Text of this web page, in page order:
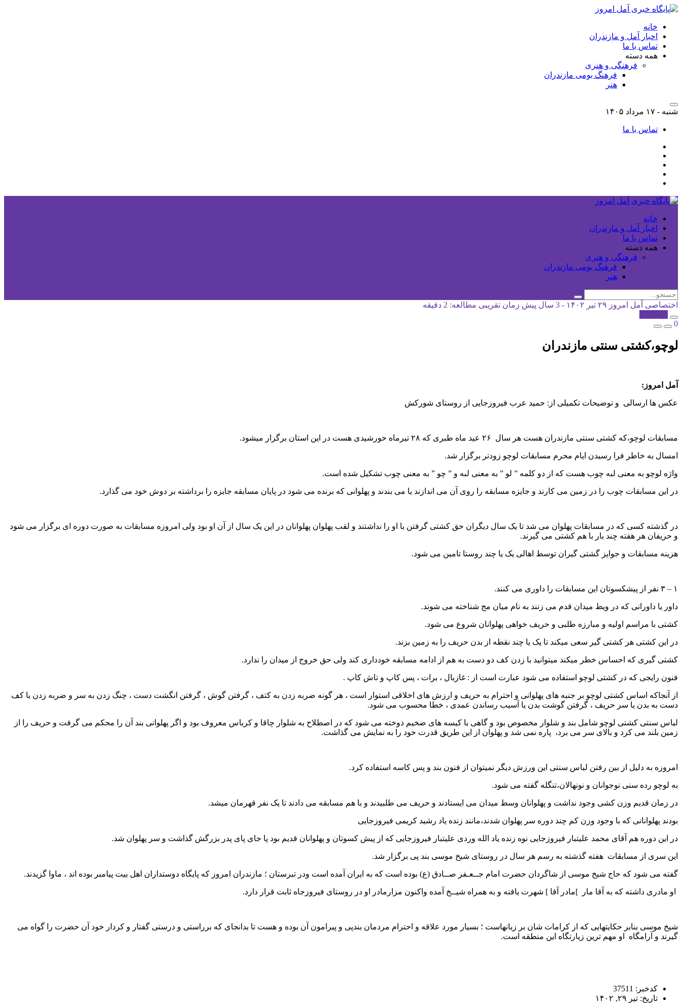
خانه
اخبار آمل و مازندران
تماس با ما
همه دسته
فرهنگی و هنری
فرهنگ بومی مازندران
هنر
شنبه - ۱۷ مرداد ۱۴۰۵
تماس با ما
خانه
اخبار آمل و مازندران
تماس با ما
همه دسته
فرهنگی و هنری
فرهنگ بومی مازندران
هنر
اختصاصی آمل امروز ۲۹ تیر ۱۴۰۲ - 3 سال پیش
زمان تقریبی مطالعه: 2 دقیقه
0
لوچو،کشتی سنتی مازندران
آمل امروز:
عکس ها ارسالی و توضیحات تکمیلی از: حمید عرب فیروزجایی از روستای شورکش
مسابقات لوچو،که کشتی سنتی مازندران هست هر سال ۲۶ عید ماه طبری که ۲۸ تیرماه خورشیدی هست در این استان برگزار میشود.
امسال به خاطر فرا رسیدن ایام محرم مسابقات لوچو زودتر برگزار شد.
واژه لوچو به معنی لبه چوب هست که از دو کلمه ” لو ” به معنی لبه و ” چو ” به معنی چوب تشکیل شده است.
در این مسابقات چوب را در زمین می کارند و جایزه مسابقه را روی آن می اندازند یا می بندند و پهلوانی که برنده می شود در پایان مسابقه جایزه را برداشته بر دوش خود می گذارد.
در گذشته کسی که در مسابقات پهلوان می شد تا یک سال دیگران حق کشتی گرفتن با او را نداشتند و لقب پهلوان پهلوانان در این یک سال از آن او بود ولی امروزه مسابقات به صورت دوره ای برگزار می شود
و حریفان هر هفته چند بار با هم کشتی می گیرند.
هزینه مسابقات و جوایز گشتی گیران توسط اهالی یک یا چند روستا تامین می شود.
۱ – ۳ نفر از پیشکسوتان این مسابقات را داوری می کنند.
داور یا داورانی که در ویط میدان قدم می زنند به نام میان مج شناخته می شوند.
کشتی با مراسم اولیه و مبارزه طلبی و حریف خواهی پهلوانان شروع می شود.
در این کشتی هر کشتی گیر سعی میکند تا یک یا چند نقطه از بدن حریف را به زمین بزند.
کشتی گیری که احساس خطر میکند میتوانید با زدن کف دو دست به هم از ادامه مسابقه خودداری کند ولی حق خروج از میدان را ندارد.
فنون رایجی که در کشتی لوچو استفاده می شود عبارت است از : غازبال ، برات ، پس کاپ و تاش کاپ .
از آنجاکه اساس کشتی لوچو بر جنبه های پهلوانی و احترام به حریف و ارزش های اخلاقی استوار است ، هر گونه ضربه زدن به کتف ، گرفتن گوش ، گرفتن انگشت دست ، چنگ زدن به سر و ضربه زدن با کف
دست به بدن یا سر حریف ، گرفتن گوشت بدن یا آسیب رساندن عمدی ، خطا محسوب می شود.
لباس سنتی کشتی لوچو شامل بند و شلوار مخصوص بود و گاهی با کیسه های ضخیم دوخته می شود که در اصطلاح به شلوار چاقا و کرباس معروف بود و اگر پهلوانی بند آن را محکم می گرفت و حریف را از
زمین بلند می کرد و بالای سر می برد، پاره نمی شد و پهلوان از این طریق قدرت خود را به نمایش می گذاشت.
امروزه به دلیل از بین رفتن لباس سنتی این ورزش دیگر نمیتوان از فنون بند و پس کاسه استفاده کرد.
به لوچو رده سنی نوجوانان و نونهالان،تنگله گفته می شود.
در زمان قدیم وزن کشی وجود نداشت و پهلوانان وسط میدان می ایستادند و حریف می طلبیدند و با هم مسابقه می دادند تا یک نفر قهرمان میشد.
بودند پهلوانانی که با وجود وزن کم چند دوره سر پهلوان شدند،مانند زنده یاد رشید کریمی فیروزجایی
در این دوره هم آقای محمد علیتبار فیروزجایی نوه زنده یاد الله وردی علیتبار فیروزجایی که از پیش کسوتان و پهلوانان قدیم بود پا جای پای پدر بزرگش گذاشت و سر پهلوان شد.
این سری از مسابقات هفته گذشته به رسم هر سال در روستای شیخ موسی بند پی برگزار شد.
گفته می شود که حاج شیخ موسی از شاگردان حضرت امام جــعـفر صــادق (ع) بوده است که به ایران آمده است ودر تبرستان ؛ مازندران امروز که پایگاه دوستداران اهل بیت پیامبر بوده اند ، ماوا گزیدند.
او مادری داشته که به آقا مار [مادر آقا ] شهرت یافته و به همراه شیــخ آمده واکنون مزارمادر او در روستای فیروزجاه ثابت قرار دارد.
شیخ موسی بنابر حکایتهایی که از کرامات شان بر زبانهاست ؛ بسیار مورد علاقه و احترام مردمان بندپی و پیرامون آن بوده و هست تا بدانجای که برراستی و درستی گفتار و کردار خود آن حضرت را گواه می
گیرند و آرامگاه
او مهم ترین زیارتگاه این منطقه است.
کدخبر: 37511
تاریخ: تیر ۲۹, ۱۴۰۲